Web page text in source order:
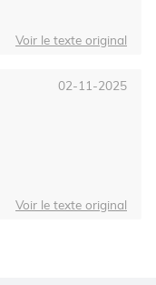
Voir le texte original
02-11-2025
Voir le texte original